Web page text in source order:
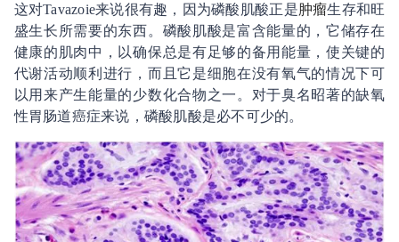
这对Tavazoie来说很有趣，因为磷酸肌酸正是肿瘤生存和旺
盛生长所需要的东西。磷酸肌酸是富含能量的，它储存在
健康的肌肉中，以确保总是有足够的备用能量，使关键的
代谢活动顺利进行，而且它是细胞在没有氧气的情况下可
以用来产生能量的少数化合物之一。对于臭名昭著的缺氧
性胃肠道癌症来说，磷酸肌酸是必不可少的。